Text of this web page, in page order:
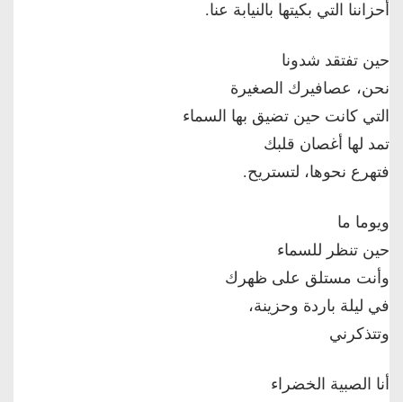
أحزاننا التي بكيتها بالنيابة عنا.
حين تفتقد شدونا
نحن، عصافيرك الصغيرة
التي كانت حين تضيق بها السماء
تمد لها أغصان قلبك
فتهرع نحوها، لتستريح.
ويوما ما
حين تنظر للسماء
وأنت مستلق على ظهرك
في ليلة باردة وحزينة،
وتتذكرني
أنا الصبية الخضراء